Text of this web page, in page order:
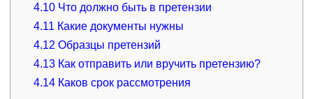
4.10 Что должно быть в претензии
4.11 Какие документы нужны
4.12 Образцы претензий
4.13 Как отправить или вручить претензию?
4.14 Каков срок рассмотрения